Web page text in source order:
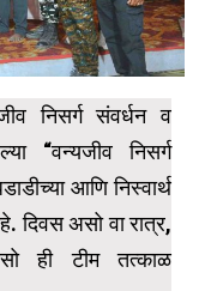
निसर्ग संवर्धन व
“वन्यजीव निसर्ग
आणि निस्वार्थ
असो वा रात्र,
ही टीम तत्काळ